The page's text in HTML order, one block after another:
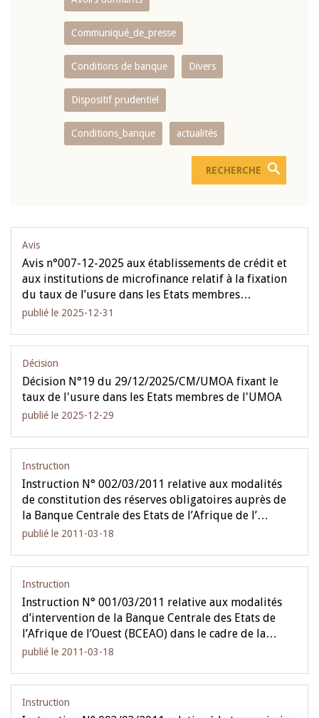
Communiqué_de_presse
Conditions de banque Divers
Dispositif prudentiel
Conditions_banque actualités
Avis
Avis n°007-12-2025 aux établissements de crédit et
aux institutions de microfinance relatif à la fixation
du taux de l’usure dans les Etats membres…
publié le 2025-12-31
Décision
Décision N°19 du 29/12/2025/CM/UMOA fixant le
taux de l'usure dans les Etats membres de l'UMOA
publié le 2025-12-29
Instruction
Instruction N° 002/03/2011 relative aux modalités
de constitution des réserves obligatoires auprès de
la Banque Centrale des Etats de l’Afrique de l’…
publié le 2011-03-18
Instruction
Instruction N° 001/03/2011 relative aux modalités
d’intervention de la Banque Centrale des Etats de
l’Afrique de l’Ouest (BCEAO) dans le cadre de la…
publié le 2011-03-18
Instruction